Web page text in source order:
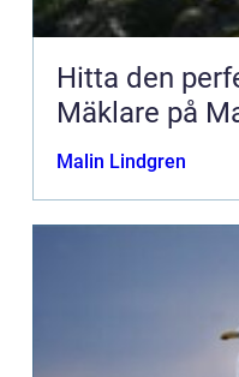
Hitta den
Mäklare på
Malin Lindgren